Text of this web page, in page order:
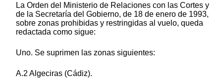
La Orden del Ministerio de Relaciones con las Cortes y
de la Secretaría del Gobierno, de 18 de enero de 1993,
sobre zonas prohibidas y restringidas al vuelo, queda
redactada como sigue:
Uno. Se suprimen las zonas siguientes:
A.2 Algeciras (Cádiz).